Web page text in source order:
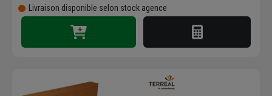
Livraison disponible selon stock agence